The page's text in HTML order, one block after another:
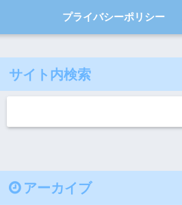
プライバシーポリシー
サイト内検索
アーカイブ